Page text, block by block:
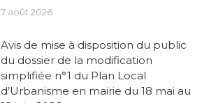
7 août 2026
Avis de mise à disposition du public
du dossier de la modification
simplifiée n°1 du Plan Local
d’Urbanisme en mairie du 18 mai au